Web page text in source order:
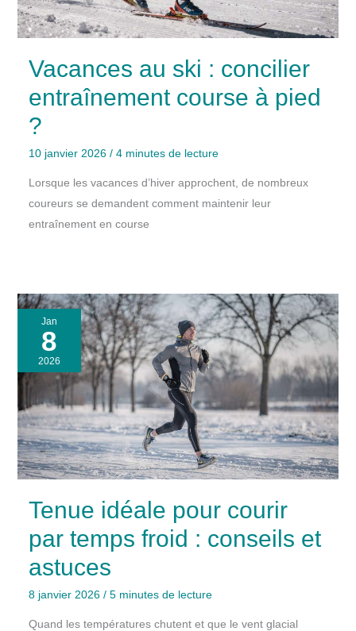
Vacances au ski : concilier
entraînement course à pied
?
10 janvier 2026 / 4 minutes de lecture
Lorsque les vacances d’hiver approchent, de nombreux
coureurs se demandent comment maintenir leur
entraînement en course
Jan
8
2026
Tenue idéale pour courir
par temps froid : conseils et
astuces
8 janvier 2026 / 5 minutes de lecture
Quand les températures chutent et que le vent glacial